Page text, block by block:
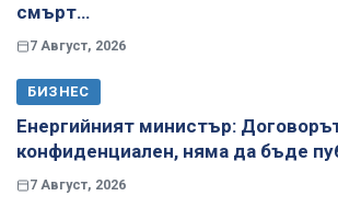
смърт…
7 Август, 2026
БИЗНЕС
Енергийният министър:
конфиденциален, няма да бъде
7 Август, 2026